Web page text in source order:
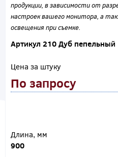
продукции, в зависимости от
настроек вашего монитора, а
освещения при съемке.
Артикул 210 Дуб пепельный
Цена за штуку
По запросу
Длина, мм
900